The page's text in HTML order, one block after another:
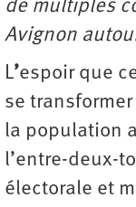
de multiples
Avignon
L’espoir que
se
la population
l’entre-deux-
électorale et